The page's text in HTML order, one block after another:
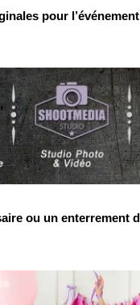
pour
ou un enterrement